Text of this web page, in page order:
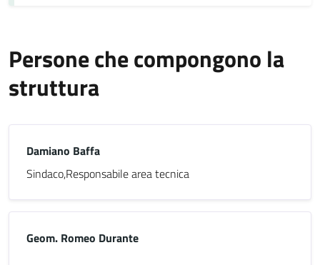
Persone che compongono la
struttura
Damiano Baffa
Sindaco,Responsabile area tecnica
Geom. Romeo Durante